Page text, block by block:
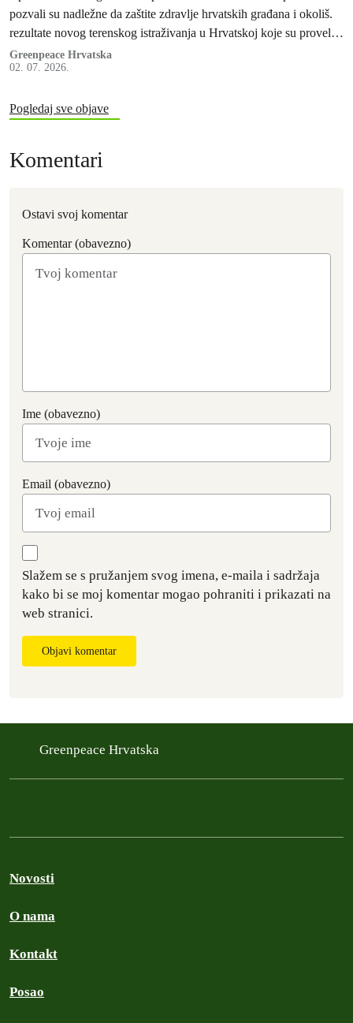
pozvali su nadležne da zaštite zdravlje hrvatskih građana i okoliš.
rezultate novog terenskog istraživanja u Hrvatskoj koje su proveli
stručnjaci Greenpeacea Njemačke i Hrvatske te Greenpeaceovih
istraživačkih laboratorija.
Greenpeace Hrvatska
02. 07. 2026.
Pogledaj sve objave
Komentari
Ostavi svoj komentar
Komentar (obavezno)
Ime (obavezno)
Email (obavezno)
Slažem se s pružanjem svog imena, e-maila i sadržaja
kako bi se moj komentar mogao pohraniti i prikazati na
web stranici.
Objavi komentar
Greenpeace Hrvatska
Novosti
O nama
Kontakt
Posao